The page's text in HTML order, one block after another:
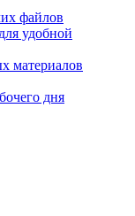
файлов
удобной
материалов
дня